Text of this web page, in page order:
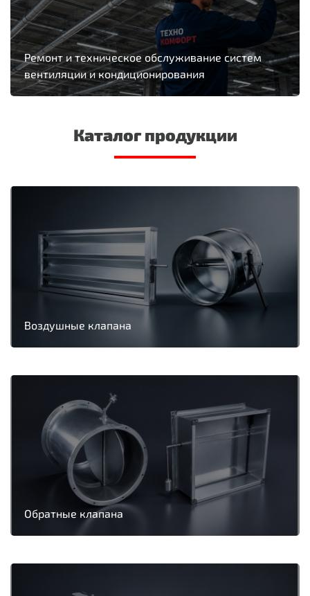
Ремонт и техническое обслуживание систем
вентиляции и кондиционирования
Каталог продукции
Воздушные клапана
Обратные клапана